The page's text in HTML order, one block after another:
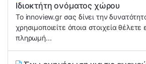
Ιδιοκτήτη ονόματος χώρου
Το innoview.gr σας δίνει την
χρησιμοποιείτε όποια στοιχεία θέλετε
πληρωμή...